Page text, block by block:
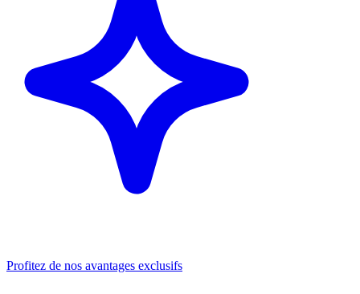
Profitez de nos avantages exclusifs